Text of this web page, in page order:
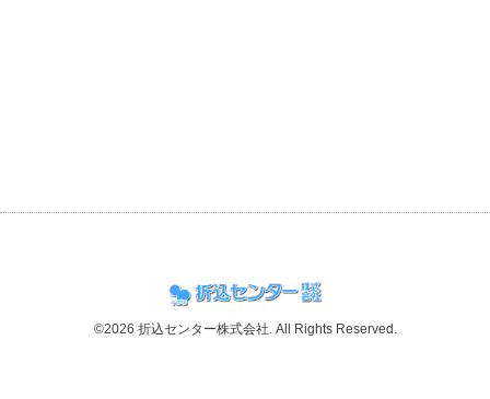
©2026 折込センター株式会社 . All Rights Reserved.